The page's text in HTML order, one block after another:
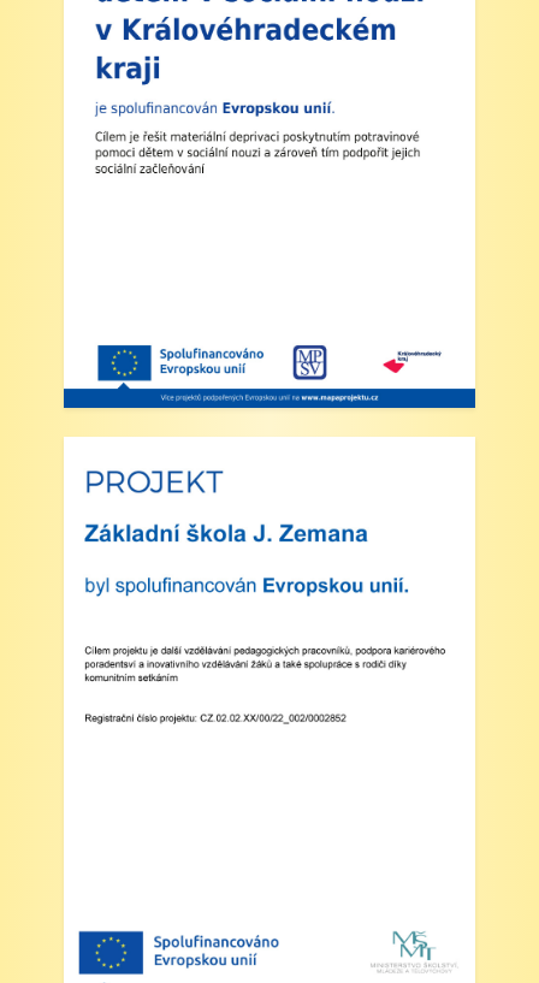
končí po 1. vyučovací hodině. Provoz školní
družiny nebude zajištěn a obědy se v tento den
neposkytují.
2. Výuka: Od úterý 2. září 2025 bude probíhat
výuka denně od 8:00 do 11:25 hodin.
schválenou přihláškou do ŠD).
5. Projekt „Obědy do škol“: Zákonní zástupci
žáků, kteří budou do projektu zapojeni,
předloží škole platné potvrzení z Úřadu práce o
pobírání dávek hmotné nouze. Tito zákonní
zástupci budou dne 2. září 2025 kontaktováni
V Náchodě dne 20. srpna 2025 Ing. Ivo
Zveřejněno: 29.5.2025
Třídní výlet Liberec IV.třída